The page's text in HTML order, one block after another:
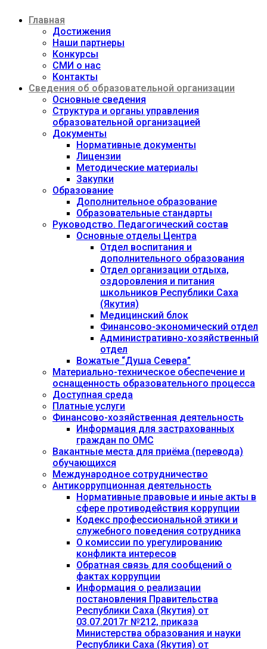
содержимому
Главная
Достижения
Наши партнеры
Конкурсы
СМИ о нас
Контакты
Сведения об образовательной организации
Основные сведения
Структура и органы управления
образовательной организацией
Документы
Нормативные документы
Лицензии
Методические материалы
Закупки
Образование
Дополнительное образование
Образовательные стандарты
Руководство. Педагогический состав
Основные отделы Центра
Отдел воспитания и
дополнительного образования
Отдел организации отдыха,
оздоровления и питания
школьников Республики Саха
(Якутия)
Медицинский блок
Финансово-экономический отдел
Административно-хозяйственный
отдел
Вожатые “Душа Севера”
Материально-техническое обеспечение и
оснащенность образовательного процесса
Доступная среда
Платные услуги
Финансово-хозяйственная деятельность
Информация для застрахованных
граждан по ОМС
Вакантные места для приёма (перевода)
обучающихся
Международное сотрудничество
Антикоррупционная деятельность
Нормативные правовые и иные акты в
сфере противодействия коррупции
Кодекс профессиональной этики и
служебного поведения сотрудника
О комиссии по урегулированию
конфликта интересов
Обратная связь для сообщений о
фактах коррупции
Информация о реализации
постановления Правительства
Республики Саха (Якутия) от
03.07.2017г №212, приказа
Министерства образования и науки
Республики Саха (Якутия) от